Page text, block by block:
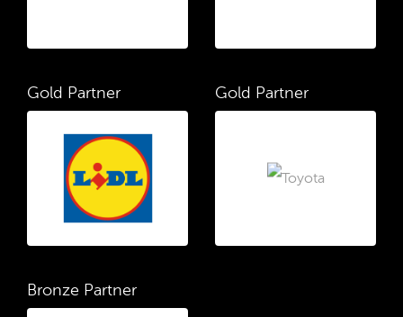
Gold Partner Gold Partner
Bronze Partner